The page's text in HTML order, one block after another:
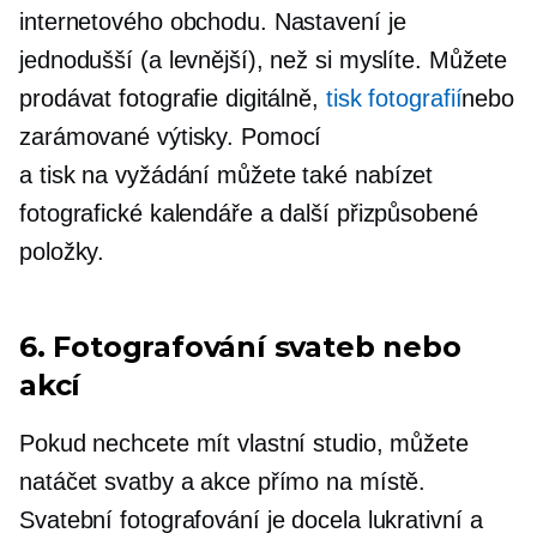
internetového obchodu. Nastavení je
jednodušší (a levnější), než si myslíte. Můžete
prodávat fotografie digitálně, tisk fotografiínebo
zarámované výtisky. Pomocí
a tisk na vyžádání můžete také nabízet
fotografické kalendáře a další přizpůsobené
položky.
6. Fotografování svateb nebo
akcí
Pokud nechcete mít vlastní studio, můžete
natáčet svatby a akce přímo na místě.
Svatební fotografování je docela lukrativní a